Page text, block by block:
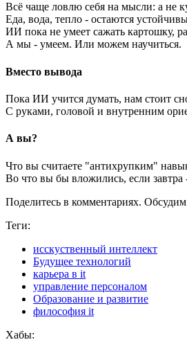
Всё чаще ловлю себя на мысли: а не
Еда, вода, тепло - остаются
ИИ пока не умеет сажать картошку,
А мы - умеем. Или можем научиться.
Вместо вывода
Пока ИИ учится думать, нам стоит
С руками, головой и внутренним
А вы?
Что вы считаете "антихрупким"
Во что вы бы вложились, если
Поделитесь в комментариях.
Теги:
исскуственный интеллект
Будущее технологий
карьера в it
управление персоналом
Образование и развитие
философия it
Хабы: